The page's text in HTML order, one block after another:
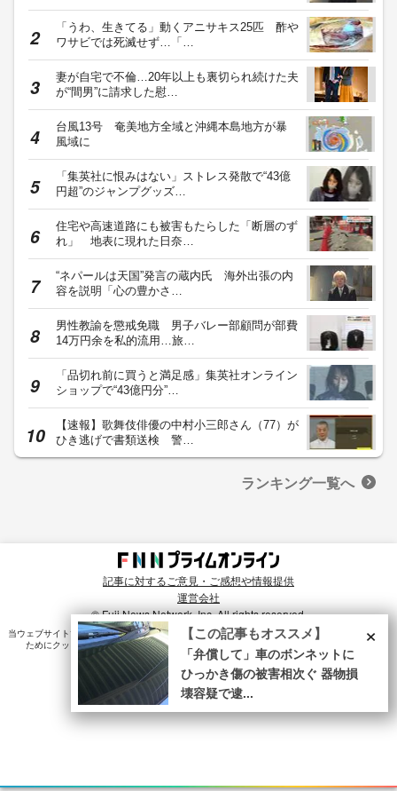
「うわ、生きてる」動くアニサキス25匹 酢や
ワサビでは死滅せず…「…
妻が自宅で不倫…20年以上も裏切られ続けた夫
が“間男”に請求した慰…
台風13号 奄美地方全域と沖縄本島地方が暴
風域に
「集英社に恨みはない」ストレス発散で“43億
円超”のジャンプグッズ…
住宅や高速道路にも被害もたらした「断層のず
れ」 地表に現れた日奈…
“ネパールは天国”発言の蔵内氏 海外出張の内
容を説明「心の豊かさ…
男性教諭を懲戒免職 男子バレー部顧問が部費
14万円余を私的流用…旅…
「品切れ前に買うと満足感」集英社オンライン
ショップで“43億円分”…
【速報】歌舞伎俳優の中村小三郎さん（77）が
ひき逃げで書類送検 警…
ランキング一覧へ
記事に対するご意見・ご感想や情報提供
運営会社
© Fuji News Network, Inc. All rights reserved.
当ウェブサイトでは、ユーザのニーズ・興味・関⼼に合致したコンテンツや広告配信を提供する
ためにクッキーを使⽤しています。詳細は、
プライバシーポリシー をご確認ください。×
【この記事もオススメ】
「弁償して」車のボンネットに
ひっかき傷の被害相次ぐ 器物損
壊容疑で逮...